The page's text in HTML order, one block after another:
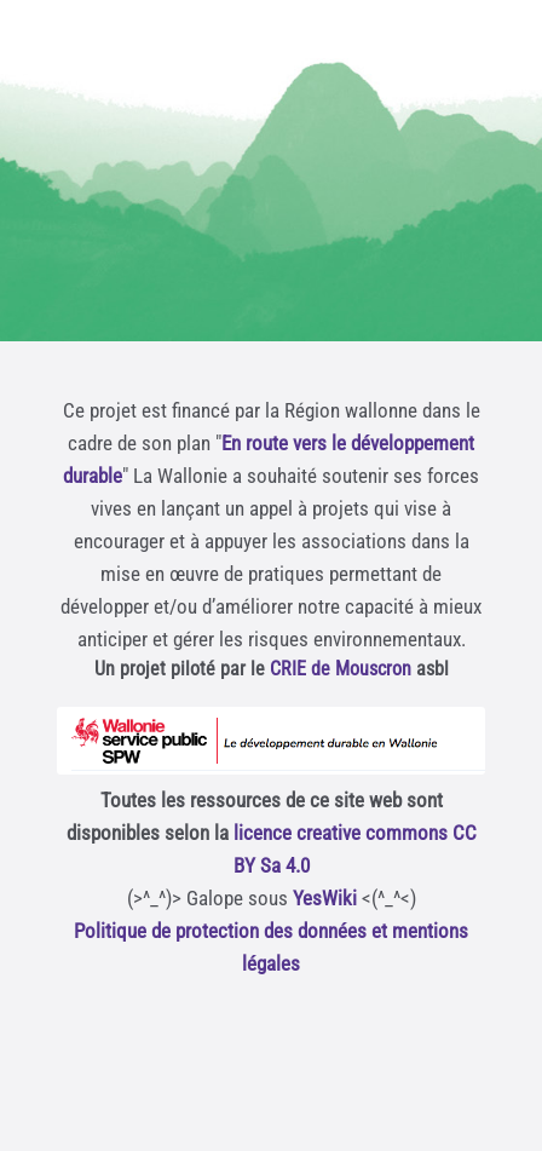
Ce projet est financé par la Région wallonne dans le
cadre de son plan "En route vers le développement
durable" La Wallonie a souhaité soutenir ses forces
vives en lançant un appel à projets qui vise à
encourager et à appuyer les associations dans la
mise en œuvre de pratiques permettant de
développer et/ou d’améliorer notre capacité à mieux
anticiper et gérer les risques environnementaux.
Un projet piloté par le CRIE de Mouscronasbl
Toutes les ressources de ce site web sont
disponibles selon la licence creative commons CC
BY Sa 4.0
(>^_^)> Galope sous YesWiki<(^_^<)
Politique de protection des données et mentions
légales